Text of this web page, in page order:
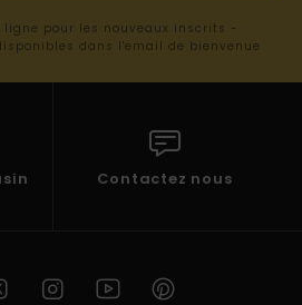
pour les nouveaux inscrits -
dans l'email de bienvenue
Contactez nous